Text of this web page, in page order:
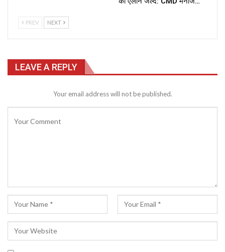
PREV NEXT
LEAVE A REPLY
Your email address will not be published.